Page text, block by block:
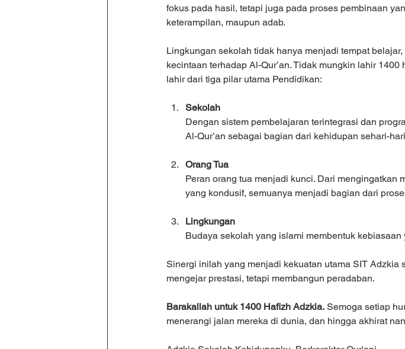
fokus pada hasil, tetapi juga pada proses pembinaan
keterampilan, maupun adab.
Lingkungan sekolah tidak hanya menjadi tempat
kecintaan terhadap Al-Qur’an. Tidak mungkin lahir
lahir dari tiga pilar utama Pendidikan:
Sekolah
Dengan sistem pembelajaran terintegrasi dan
Al-Qur’an sebagai bagian dari kehidupan sehari-
Orang Tua
Peran orang tua menjadi kunci. Dari mengingatkan
yang kondusif, semuanya menjadi bagian dari
Lingkungan
Budaya sekolah yang islami membentuk
Sinergi inilah yang menjadi kekuatan utama SIT
mengejar prestasi, tetapi membangun peradaban.
Barakallah untuk 1400 Hafizh Adzkia. Semoga setiap
menerangi jalan mereka di dunia, dan hingga akhirat